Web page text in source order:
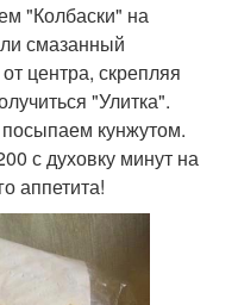
"Колбаски" на
смазанный
центра, скрепляя
"Улитка".
кунжутом.
с духовку минут на
аппетита!